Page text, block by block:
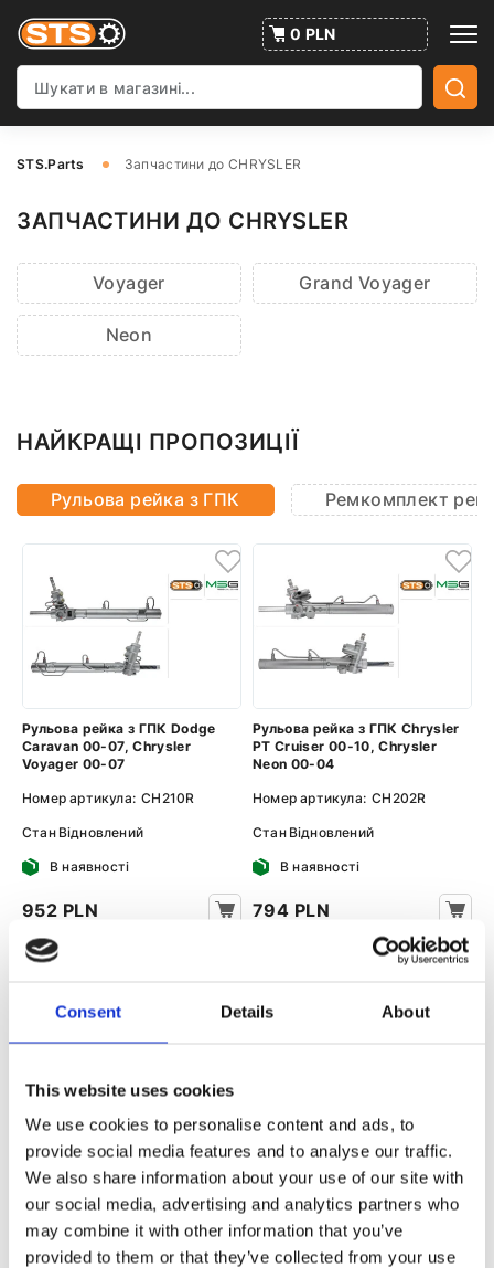
Consent Details About
This website uses cookies
We use cookies to personalise content and ads, to
provide social media features and to analyse our traffic.
We also share information about your use of our site with
our social media, advertising and analytics partners who
may combine it with other information that you’ve
provided to them or that they’ve collected from your use
0 PLN
STS.Parts Запчастини до CHRYSLER
ЗАПЧАСТИНИ ДО CHRYSLER
Voyager Grand Voyager
Neon
НАЙКРАЩІ ПРОПОЗИЦІЇ
Рульова рейка з ГПК Ремкомплект
Рульова рейка з ГПК Dodge
Caravan 00-07, Chrysler
Voyager 00-07
Номер артикула: CH210R
Стан Відновлений
В наявності
952 PLN
Рульова рейка з ГПК Chrysler
PT Cruiser 00-10, Chrysler
Neon 00-04
Номер артикула: CH202R
Стан Відновлений
В наявності
794 PLN
Рульова рейка з ГПК Dodge
Grand Caravan 07-20, Chrysler
Grand Voyager 08-15
Номер артикула:DG207R
Відновлений
Рульова рейка з ГПК з тягами
Dodge Charger 11-, Dodge
Challenger 06-, Chrysler 300
LX 04-10
Номер артикула:CH212RT
Відновлений